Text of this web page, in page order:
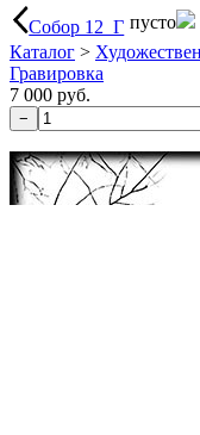
Собор 12_Г пусто
Каталог >
Гравировка
7 000 руб.